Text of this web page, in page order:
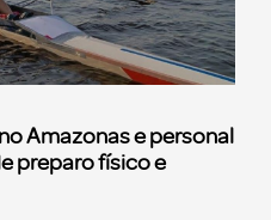
Amazonas e personal
preparo físico e